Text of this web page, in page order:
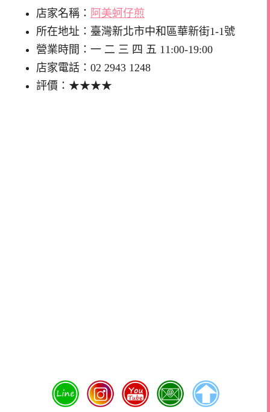
店家名稱： 阿美蚵仔煎
所在地址：臺灣新北市中和區華新街1-1號
營業時間：一 二 三 四 五 11:00-19:00
店家電話：02 2943 1248
評價：★★★★